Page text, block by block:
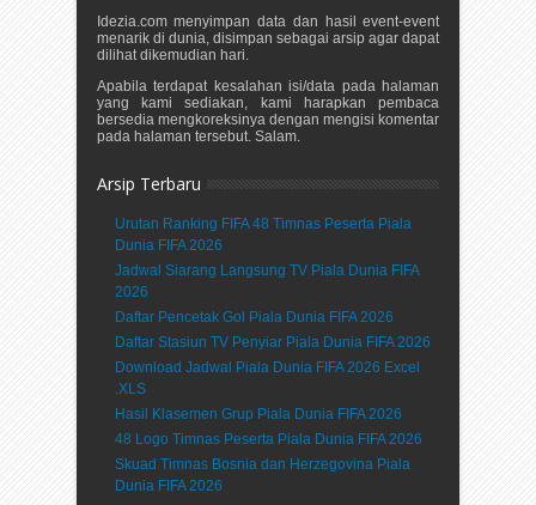
Idezia.com menyimpan data dan hasil event-event
menarik di dunia, disimpan sebagai arsip agar dapat
dilihat dikemudian hari.
Apabila terdapat kesalahan isi/data pada halaman
yang kami sediakan, kami harapkan pembaca
bersedia mengkoreksinya dengan mengisi komentar
pada halaman tersebut. Salam.
Arsip Terbaru
Urutan Ranking FIFA 48 Timnas Peserta Piala
Dunia FIFA 2026
Jadwal Siarang Langsung TV Piala Dunia FIFA
2026
Daftar Pencetak Gol Piala Dunia FIFA 2026
Daftar Stasiun TV Penyiar Piala Dunia FIFA 2026
Download Jadwal Piala Dunia FIFA 2026 Excel
.XLS
Hasil Klasemen Grup Piala Dunia FIFA 2026
48 Logo Timnas Peserta Piala Dunia FIFA 2026
Skuad Timnas Bosnia dan Herzegovina Piala
Dunia FIFA 2026